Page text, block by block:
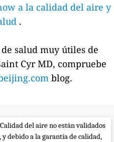
a la calidad del aire y
.
salud muy útiles de
Cyr MD, compruebe
blog.
del aire no están validados
debido a la garantía de calidad,